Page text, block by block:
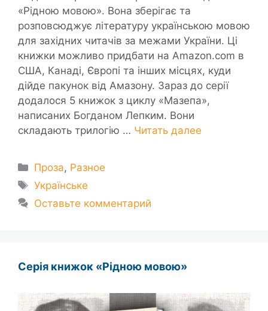
«Рідною мовою». Вона зберігає та
розповсюджує літературу українською мовою
для західних читачів за межами України. Ці
книжки можливо придбати на Amazon.com в
США, Канаді, Європі та інших місцях, куди
дійде пакунок від Амазону. Зараз до серії
додалося 5 книжок з циклу «Мазепа»,
написаних Богданом Лепким. Вони
складають трилогію … Читать далее
Рубрики
Проза, Разное
Метки
Українське
Оставьте комментарий
Серія книжок «Рідною мовою»